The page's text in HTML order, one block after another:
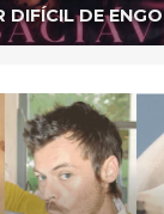
DIFÍCIL DE